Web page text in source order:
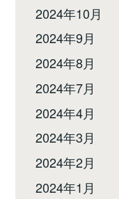
2024年10月
2024年9月
2024年8月
2024年7月
2024年4月
2024年3月
2024年2月
2024年1月